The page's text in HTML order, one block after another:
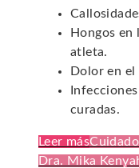
Hongos en
atleta.
Dolor en
curadas.
Leer más
Dra. Mika